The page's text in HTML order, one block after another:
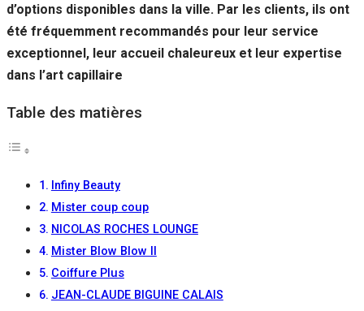
d’options disponibles dans la ville. Par les clients, ils ont
été fréquemment recommandés pour leur service
exceptionnel, leur accueil chaleureux et leur expertise
dans l’art capillaire
Table des matières
Infiny Beauty
Mister coup coup
NICOLAS ROCHES LOUNGE
Mister Blow Blow II
Coiffure Plus
JEAN-CLAUDE BIGUINE CALAIS